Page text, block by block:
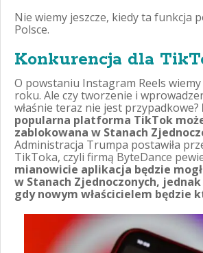
Nie wiemy jeszcze, kiedy ta funkcja
Polsce.
Konkurencja dla
O powstaniu Instagram Reels wiemy
roku. Ale czy tworzenie i
właśnie teraz nie jest przypadkowe?
popularna platforma TikTok
zablokowana w Stanach
Administracja Trumpa postawiła
TikToka, czyli firmą ByteDance
mianowicie aplikacja będzie
w Stanach Zjednoczonych,
gdy nowym właścicielem będzie